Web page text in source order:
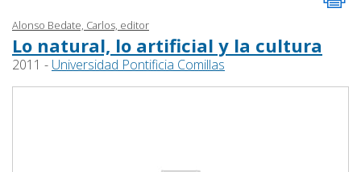
Alonso Bedate, Carlos, editor
Lo natural, lo artificial y la cultura
2011 - Universidad Pontificia Comillas